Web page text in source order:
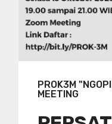
PROK3M
MEETING